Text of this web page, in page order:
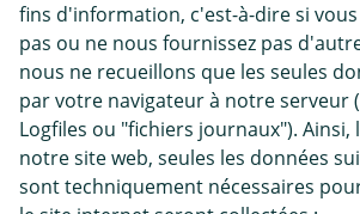
fins d'information, c'est-à-dire si
pas ou ne nous fournissez pas
nous ne recueillons que les seules
par votre navigateur à notre serveur
Logfiles ou "fichiers journaux"). Ainsi,
notre site web, seules les données
sont techniquement nécessaires